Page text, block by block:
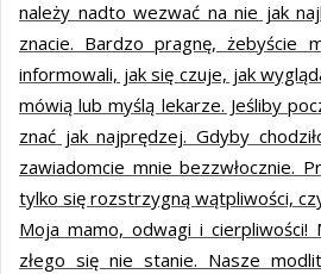
należy nadto wezwać na nie jak
znacie. Bardzo pragnę, żebyście
informowali, jak się czuje, jak
mówią lub myślą lekarze. Jeśliby
znać jak najprędzej. Gdyby
zawiadomcie mnie bezzwłocznie.
tylko się rozstrzygną wątpliwości,
Moja mamo, odwagi i cierpliwości!
złego się nie stanie. Nasze